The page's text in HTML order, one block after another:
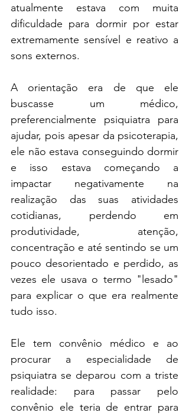
atualmente estava com muita
dificuldade para dormir por estar
extremamente sensível e reativo a
sons externos.
A orientação era de que ele
buscasse um médico,
preferencialmente psiquiatra para
ajudar, pois apesar da psicoterapia,
ele não estava conseguindo dormir
e isso estava começando a
impactar negativamente na
realização das suas atividades
cotidianas, perdendo em
produtividade, atenção,
concentração e até sentindo se um
pouco desorientado e perdido, as
vezes ele usava o termo "lesado"
para explicar o que era realmente
tudo isso.
Ele tem convênio médico e ao
procurar a especialidade de
psiquiatra se deparou com a triste
realidade: para passar pelo
convênio ele teria de entrar para